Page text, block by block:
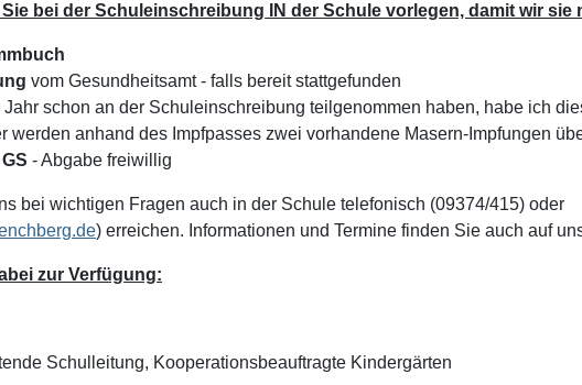
bei der Schuleinschreibung IN der Schule vorlegen, damit wir sie
vom Gesundheitsamt - falls bereit stattgefunden
schon an der Schuleinschreibung teilgenommen haben, habe ich
werden anhand des Impfpasses zwei vorhandene Masern-Impfungen
- Abgabe freiwillig
bei wichtigen Fragen auch in der Schule telefonisch (09374/415) oder
) erreichen. Informationen und Termine finden Sie auch auf
zur Verfügung:
Schulleitung, Kooperationsbeauftragte Kindergärten